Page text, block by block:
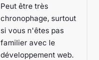
Peut être très
chronophage, surtout
si vous n'êtes pas
familier avec le
développement web.